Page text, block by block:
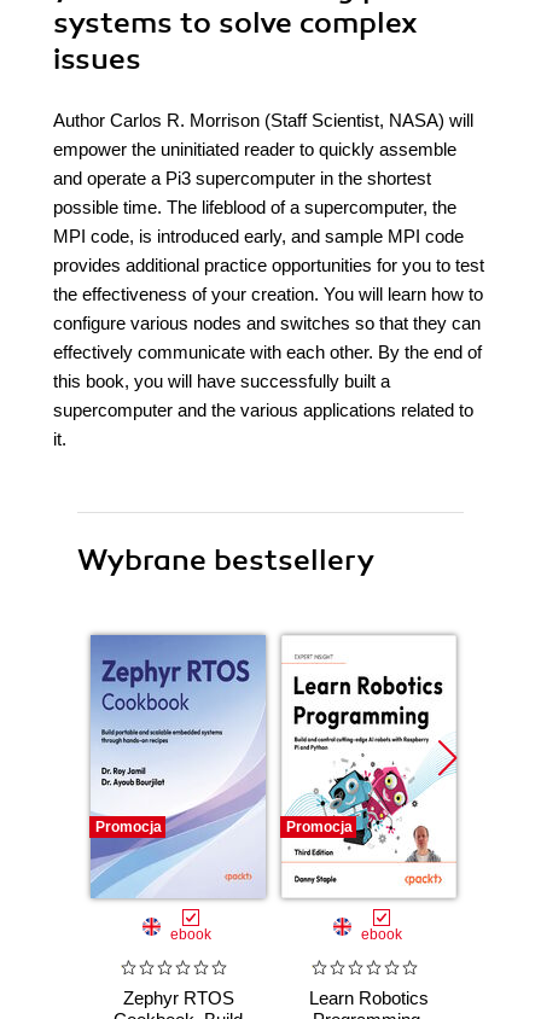
systems to solve complex
issues
Author Carlos R. Morrison (Staff Scientist, NASA) will
empower the uninitiated reader to quickly assemble
and operate a Pi3 supercomputer in the shortest
possible time. The lifeblood of a supercomputer, the
MPI code, is introduced early, and sample MPI code
provides additional practice opportunities for you to test
the effectiveness of your creation. You will learn how to
configure various nodes and switches so that they can
effectively communicate with each other. By the end of
this book, you will have successfully built a
supercomputer and the various applications related to
it.
Wybrane bestsellery
Promocja
ebook
Zephyr RTOS
Promocja
ebook
Learn Robotics